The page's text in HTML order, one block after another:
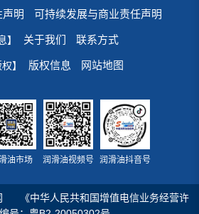
明 可持续发展与商业责任声明
】 关于我们 联系方式
】 版权信息 网站地图
油市场 润滑油视频号 润滑油抖音号
《中华人民共和国增值电信业务经营许